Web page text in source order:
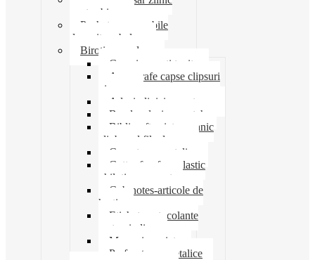
pentru birou
Pachet consumabile
depozit-ambalare
Birotica-produse
Cosuri suporti tavite
Ace agrafe capse clipsuri
pioneze
Adeziv lipici corectoare
Banda adeziva-scotch
Biblioraft caiet mecanic
clipboard file dosare
Capsatoare metalice
Cutter foarfeca elastic
ghilotina magnet
Cub notes-articole de
hartie
Etichete autocolante
carton indigo
Mape si serviete
Perforatoare metalice